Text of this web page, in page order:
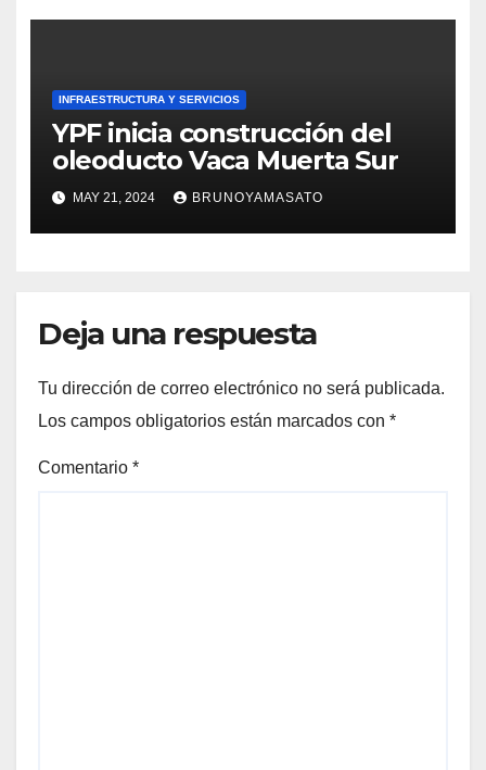
INFRAESTRUCTURA Y SERVICIOS
YPF inicia construcción del
oleoducto Vaca Muerta Sur
MAY 21, 2024 BRUNOYAMASATO
Deja una respuesta
Tu dirección de correo electrónico no será publicada.
Los campos obligatorios están marcados con *
Comentario *